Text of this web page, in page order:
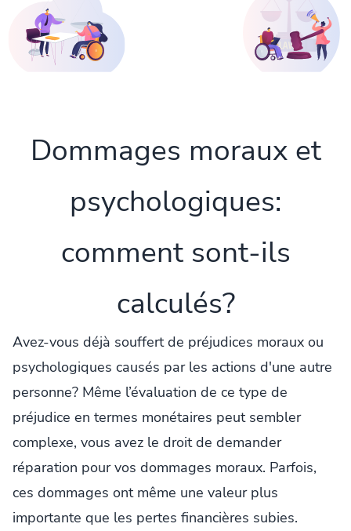
Dommages moraux et
psychologiques:
comment sont-ils
calculés?
Avez-vous déjà souffert de préjudices moraux ou
psychologiques causés par les actions d'une autre
personne? Même l’évaluation de ce type de
préjudice en termes monétaires peut sembler
complexe, vous avez le droit de demander
réparation pour vos dommages moraux. Parfois,
ces dommages ont même une valeur plus
importante que les pertes financières subies.